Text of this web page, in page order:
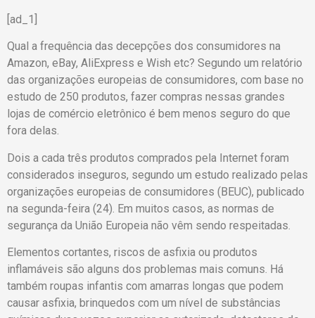
[ad_1]
Qual a frequência das decepções dos consumidores na
Amazon, eBay, AliExpress e Wish etc? Segundo um relatório
das organizações europeias de consumidores, com base no
estudo de 250 produtos, fazer compras nessas grandes
lojas de comércio eletrônico é bem menos seguro do que
fora delas.
Dois a cada três produtos comprados pela Internet foram
considerados inseguros, segundo um estudo realizado pelas
organizações europeias de consumidores (BEUC), publicado
na segunda-feira (24). Em muitos casos, as normas de
segurança da União Europeia não vêm sendo respeitadas.
Elementos cortantes, riscos de asfixia ou produtos
inflamáveis são alguns dos problemas mais comuns. Há
também roupas infantis com amarras longas que podem
causar asfixia, brinquedos com um nível de substâncias